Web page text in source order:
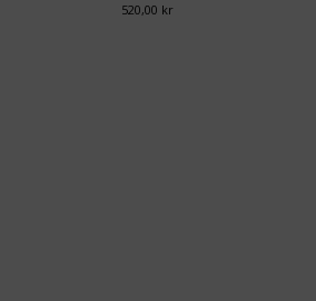
520,00 kr